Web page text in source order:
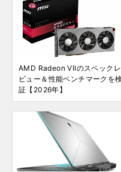
AMD Radeon VIIのスペックレ
ビュー＆性能ベンチマークを検
証【2026年】